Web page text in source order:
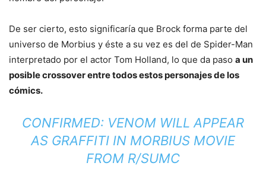
De ser cierto, esto significaría que Brock forma parte del
universo de Morbius y éste a su vez es del de Spider-Man
interpretado por el actor Tom Holland, lo que da paso a un
posible crossover entre todos estos personajes de los
cómics.
CONFIRMED: VENOM WILL APPEAR
AS GRAFFITI IN MORBIUS MOVIE
FROM R/SUMC